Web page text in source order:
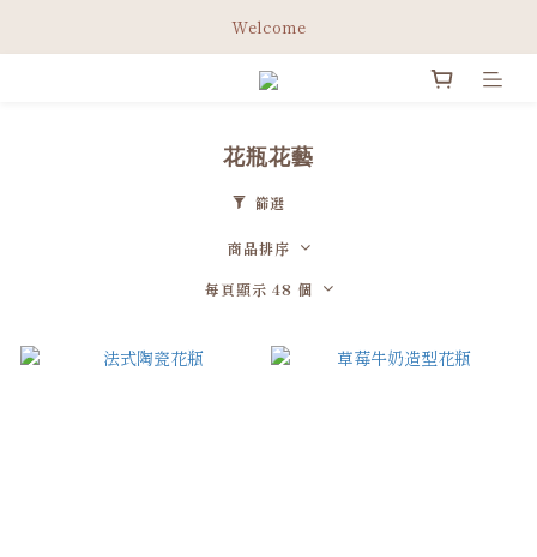
綁定Line官方會員 立即領取免運券✨
Welcome
綁定Line官方會員 立即領取免運券✨
花瓶花藝
篩選
商品排序
每頁顯示 48 個